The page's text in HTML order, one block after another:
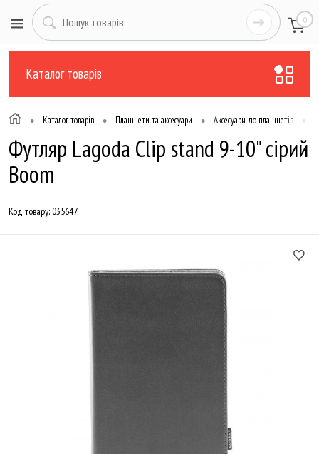
0
Каталог товарів
• Каталог товарів • Планшети та аксесуари • Аксесуари до планшетів •
Футляр Lagoda Clip stand 9-10" сірий
Boom
Код товару:035647